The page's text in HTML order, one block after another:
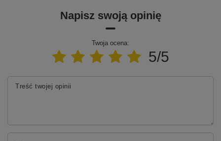
Napisz swoją opinię
Twoja ocena:
5/5
Treść twojej opinii